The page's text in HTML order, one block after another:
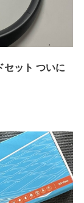
セット ついに